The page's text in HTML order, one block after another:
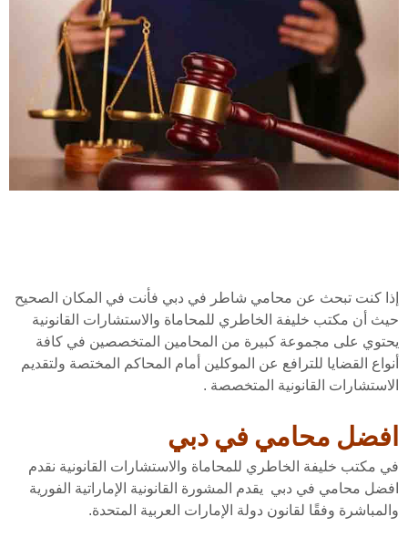
إذا كنت تبحث عن محامي شاطر في دبي فأنت في المكان الصحيح
حيث أن مكتب خليفة الخاطري للمحاماة والاستشارات القانونية
يحتوي على مجموعة كبيرة من المحامين المتخصصين في كافة
أنواع القضايا للترافع عن الموكلين أمام المحاكم المختصة ولتقديم
الاستشارات القانونية المتخصصة .
افضل محامي في دبي
في مكتب خليفة الخاطري للمحاماة والاستشارات القانونية نقدم
افضل محامي في دبي يقدم المشورة القانونية الإماراتية الفورية
والمباشرة وفقًا لقانون دولة الإمارات العربية المتحدة.